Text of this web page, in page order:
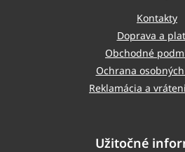
Kontakty
Doprava a
Obchodné
Ochrana
Reklamácia a
Užitočné